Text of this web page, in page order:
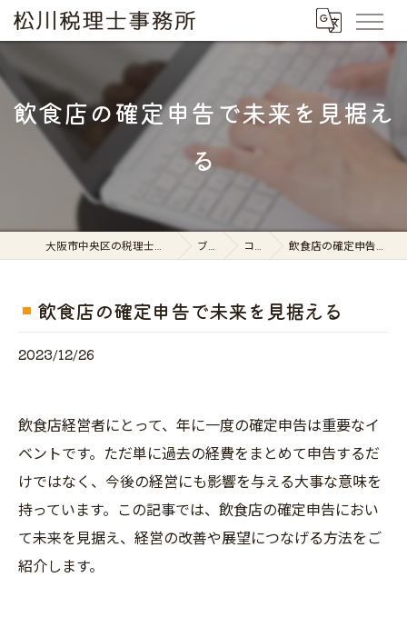
飲食店の確定申告で未来を見据え
る
大阪市中央区の税理士なら松川税理士事務所 ブログ コラム 飲食店の確定申告で未来を見据える
飲食店の確定申告で未来を見据える
2023/12/26
飲食店経営者にとって、年に一度の確定申告は重要なイ
ベントです。ただ単に過去の経費をまとめて申告するだ
けではなく、今後の経営にも影響を与える大事な意味を
持っています。この記事では、飲食店の確定申告におい
て未来を見据え、経営の改善や展望につなげる方法をご
紹介します。